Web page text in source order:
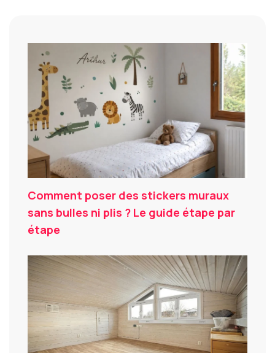
Comment poser des stickers muraux
sans bulles ni plis ? Le guide étape par
étape